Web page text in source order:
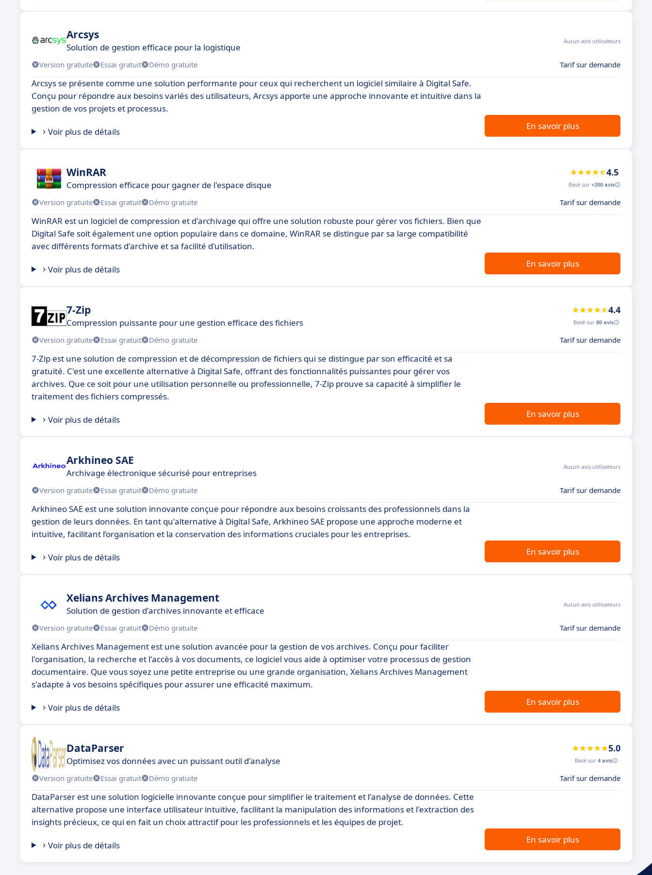
Arcsys
Solution de gestion efficace pour la logistique
Aucun avis utilisateurs
Version gratuite Essai gratuit Démo gratuite Tarif sur demande
Arcsys se présente comme une solution performante pour ceux qui recherchent un logiciel similaire à Digital Safe.
Conçu pour répondre aux besoins variés des utilisateurs, Arcsys apporte une approche innovante et intuitive dans la
gestion de vos projets et processus.
Voir plus de détails
En savoir plus
WinRAR
Compression efficace pour gagner de l'espace disque
4.5
Basé sur +200 avis
Version gratuite Essai gratuit Démo gratuite Tarif sur demande
WinRAR est un logiciel de compression et d'archivage qui offre une solution robuste pour gérer vos fichiers. Bien que
Digital Safe soit également une option populaire dans ce domaine, WinRAR se distingue par sa large compatibilité
avec différents formats d'archive et sa facilité d'utilisation.
Voir plus de détails
En savoir plus
7-Zip
Compression puissante pour une gestion efficace des fichiers
4.4
Basé sur 80 avis
Version gratuite Essai gratuit Démo gratuite Tarif sur demande
7-Zip est une solution de compression et de décompression de fichiers qui se distingue par son efficacité et sa
gratuité. C'est une excellente alternative à Digital Safe, offrant des fonctionnalités puissantes pour gérer vos
archives. Que ce soit pour une utilisation personnelle ou professionnelle, 7-Zip prouve sa capacité à simplifier le
traitement des fichiers compressés.
Voir plus de détails
En savoir plus
Arkhineo SAE
Archivage électronique sécurisé pour entreprises
Aucun avis utilisateurs
Version gratuite Essai gratuit Démo gratuite Tarif sur demande
Arkhineo SAE est une solution innovante conçue pour répondre aux besoins croissants des professionnels dans la
gestion de leurs données. En tant qu'alternative à Digital Safe, Arkhineo SAE propose une approche moderne et
intuitive, facilitant l’organisation et la conservation des informations cruciales pour les entreprises.
Voir plus de détails
En savoir plus
Xelians Archives Management
Solution de gestion d'archives innovante et efficace
Aucun avis utilisateurs
Version gratuite Essai gratuit Démo gratuite Tarif sur demande
Xelians Archives Management est une solution avancée pour la gestion de vos archives. Conçu pour faciliter
l'organisation, la recherche et l'accès à vos documents, ce logiciel vous aide à optimiser votre processus de gestion
documentaire. Que vous soyez une petite entreprise ou une grande organisation, Xelians Archives Management
s'adapte à vos besoins spécifiques pour assurer une efficacité maximum.
Voir plus de détails
En savoir plus
DataParser
Optimisez vos données avec un puissant outil d'analyse
5.0
Basé sur 4 avis
Version gratuite Essai gratuit Démo gratuite Tarif sur demande
DataParser est une solution logicielle innovante conçue pour simplifier le traitement et l'analyse de données. Cette
alternative propose une interface utilisateur intuitive, facilitant la manipulation des informations et l'extraction des
insights précieux, ce qui en fait un choix attractif pour les professionnels et les équipes de projet.
Voir plus de détails
En savoir plus